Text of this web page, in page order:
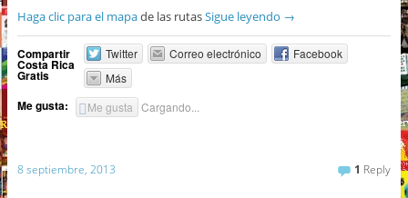
Haga clic para el mapade las rutasSigue leyendo →
Compartir
Costa Rica
Gratis
Twitter Correo electrónico
Facebook
Más
Me gusta: Me gusta Cargando...
8 septiembre, 2013 1 Reply